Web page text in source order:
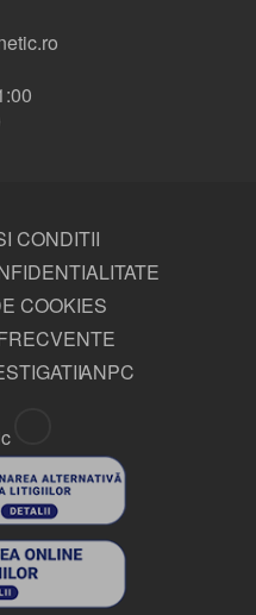
CONDITII
COOKIES
ANPC